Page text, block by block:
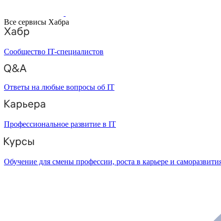
Все сервисы Хабра
Сообщество IT-специалистов
Ответы на любые вопросы об IT
Профессиональное развитие в IT
Обучение для смены профессии, роста в карьере и